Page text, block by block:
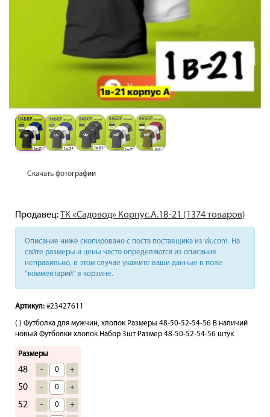
Скачать фотографии
Продавец:ТК «Садовод» Корпус.А.1В-21 (1374 товаров)
Описание ниже скопировано с поста поставщика из vk.com. На
сайте размеры и цены часто определяются из описания
неправильно, в этом случае укажите ваши данные в поле
“комментарий” в корзине.
Артикул: #23427611
( ) Футболка для мужчин, хлопок Размеры 48-50-52-54-56 В наличий
новый Футболки хлопок Набор 3шт Размер 48-50-52-54-56 штук
Размеры
48 - +
50 - +
52 - +